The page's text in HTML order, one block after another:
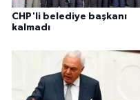
CHP'li belediye başkanı
kalmadı